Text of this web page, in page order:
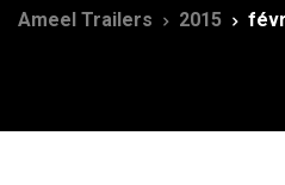
Ameel Trailers 2015